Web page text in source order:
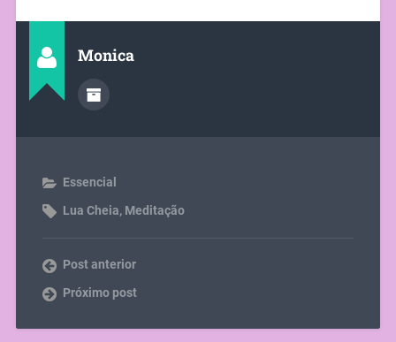
Monica
Essencial
Lua Cheia, Meditação
Post anterior
Próximo post